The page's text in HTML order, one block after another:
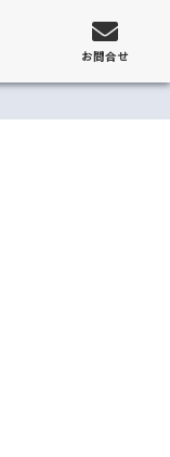
お問合せ